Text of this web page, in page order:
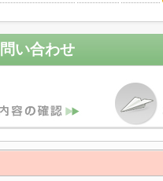
い合わせ